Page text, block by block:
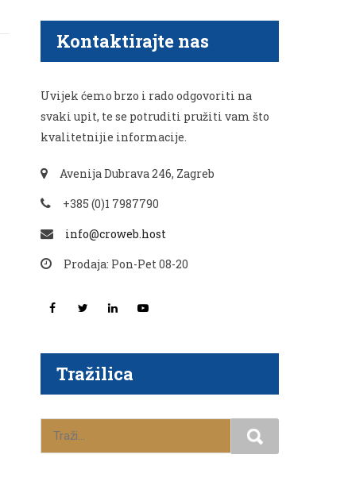
Kontaktirajte nas
Uvijek ćemo brzo i rado odgovoriti na
svaki upit, te se potruditi pružiti vam što
kvalitetnijie informacije.
Avenija Dubrava 246, Zagreb
+385 (0)1 7987790
info@croweb.host
Prodaja: Pon-Pet 08-20
Tražilica